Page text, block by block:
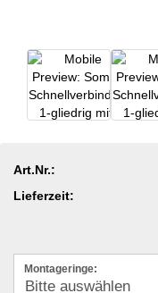
Art.Nr.:
Lieferzeit:
Montageringe: